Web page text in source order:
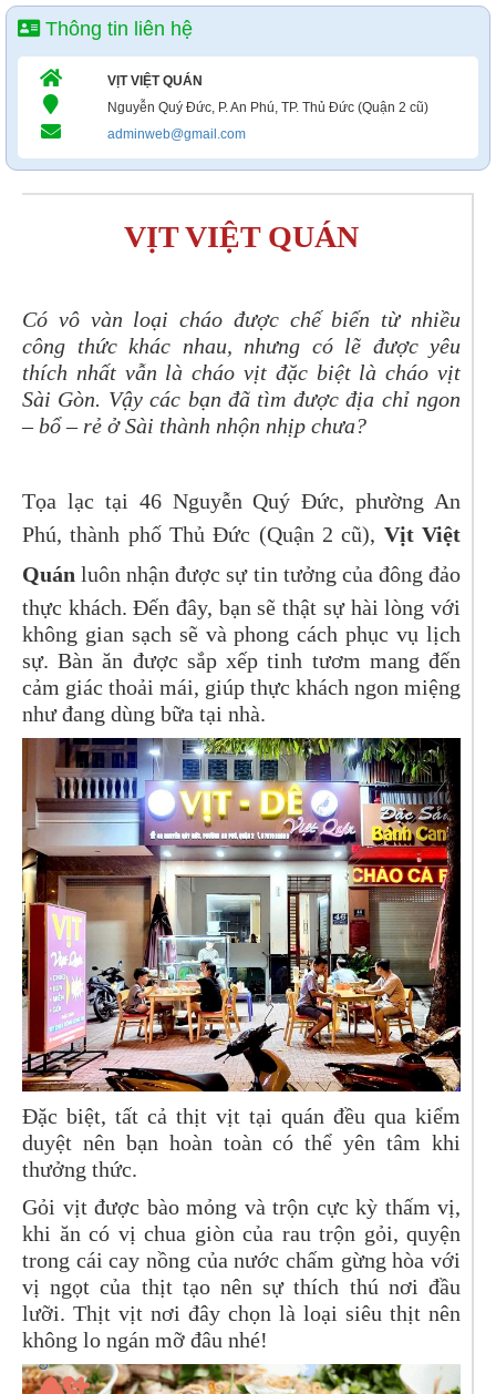
Thông tin liên hệ
VỊT VIỆT QUÁN
Nguyễn Quý Đức, P. An Phú, TP. Thủ Đức (Quận 2 cũ)
adminweb@gmail.com
VỊT VIỆT QUÁN
Có vô vàn loại cháo được chế biến từ nhiều
công thức khác nhau, nhưng có lẽ được yêu
thích nhất vẫn là cháo vịt đặc biệt là cháo vịt
Sài Gòn. Vậy các bạn đã tìm được địa chỉ ngon
– bổ – rẻ ở Sài thành nhộn nhịp chưa?
Tọa lạc tại 46 Nguyễn Quý Đức, phường An
Phú, thành phố Thủ Đức (Quận 2 cũ), Vịt Việt
Quán luôn nhận được sự tin tưởng của đông đảo
thực khách. Đến đây, bạn sẽ thật sự hài lòng với
không gian sạch sẽ và phong cách phục vụ lịch
sự. Bàn ăn được sắp xếp tinh tươm mang đến
cảm giác thoải mái, giúp thực khách ngon miệng
như đang dùng bữa tại nhà.
Đặc biệt, tất cả thịt vịt tại quán đều qua kiểm
duyệt nên bạn hoàn toàn có thể yên tâm khi
thưởng thức.
Gỏi vịt được bào mỏng và trộn cực kỳ thấm vị,
khi ăn có vị chua giòn của rau trộn gỏi, quyện
trong cái cay nồng của nước chấm gừng hòa với
vị ngọt của thịt tạo nên sự thích thú nơi đầu
lưỡi. Thịt vịt nơi đây chọn là loại siêu thịt nên
không lo ngán mỡ đâu nhé!